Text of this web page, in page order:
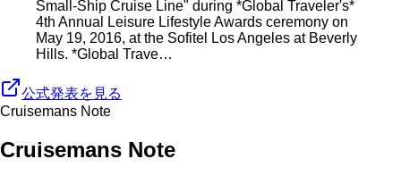
Small-Ship Cruise Line" during *Global Traveler's*
4th Annual Leisure Lifestyle Awards ceremony on
May 19, 2016, at the Sofitel Los Angeles at Beverly
Hills. *Global Trave…
公式発表を見る
Cruisemans Note
Cruisemans Note